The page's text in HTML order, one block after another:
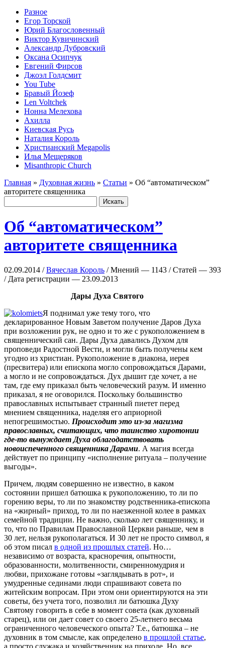
Разное
Егор Торской
Юрий Благословенный
Виктор Кувичинский
Александр Дубровский
Оксана Осипчук
Евгений Фирсов
Джоэл Голдсмит
You Tube
Бравый Йозеф
Len Voltchek
Нонна Мелехова
Ахилла
Киевская Русь
Наталия Король
Христианский Megapolis
Илья Мещеряков
Misanthropic Church
Главная » Духовная жизнь » Статьи » Об “автоматическом”
авторитете священника
Об “автоматическом”
авторитете священника
02.09.2014 /Вячеслав Король / Мнений — 1143 / Статей — 393
/ Дата регистрации — 23.09.2013
Дары Духа Святого
Я поднимал уже тему того, что
декларированное Новым Заветом получение Даров Духа
при возложении рук, не одно и то же с рукоположением в
священнический сан. Дары Духа давались Духом для
проповеди Радостной Вести, и могли быть получены кем
угодно из христиан. Рукоположение в диакона, иерея
(пресвитера) или епископа могло сопровождаться Дарами,
а могло и не сопровождаться. Дух дышит где хочет, а не
там, где ему приказал быть человеческий разум. И именно
приказал, я не оговорился. Поскольку большинство
православных испытывает странный пиетет перед
мнением священника, наделяя его априорной
непогрешимостью. Происходит это из-за магизма
православных, считающих, что таинство хиротонии
где-то вынуждает Духа облагодатствовать
новоиспеченного священника Дарами. А магия всегда
действует по принципу «исполнение ритуала – получение
выгоды».
Причем, людям совершенно не известно, в каком
состоянии пришел батюшка к рукоположению, то ли по
горению веры, то ли по знакомству родственника-епископа
на «жирный» приход, то ли по наезженной колее в рамках
семейной традиции. Не важно, сколько лет священнику, и
то, что по Правилам Православной Церкви раньше, чем в
30 лет, нельзя рукополагаться. И 30 лет не просто символ, я
об этом писал в одной из прошлых статей. Но…
независимо от возраста, красноречия, опытности,
образованности, молитвенности, смиренномудрия и
любви, прихожане готовы «заглядывать в рот», и
умудренные сединами люди спрашивают совета по
житейским вопросам. При этом они ориентируются на эти
советы, без учета того, позволил ли батюшка Духу
Святому говорить в себе в момент совета (как духовный
старец), или он дает совет со своего 25-летнего весьма
ограниченного человеческого опыта? Т.е., батюшка – не
духовник в том смысле, как определено в прошлой статье,
а просто служака и хозяйственник на приходе. Но, все